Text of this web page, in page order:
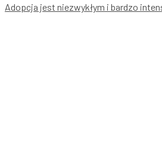
Adopcja jest niezwykłym i bardzo